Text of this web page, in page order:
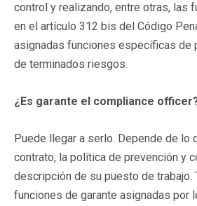
control y realizando, entre otras, las
en el artículo 312 bis del Código
asignadas funciones específicas de
de terminados riesgos.
¿Es garante el compliance
Puede llegar a serlo. Depende de lo
contrato, la política de prevención y
descripción de su puesto de trabajo.
funciones de garante asignadas por